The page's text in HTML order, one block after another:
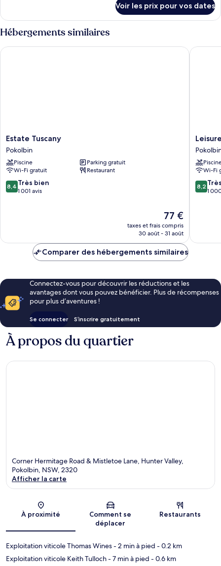
de
chambre :
King
Room
le
type
de
King
Voir les prix pour vos dates
Hébergements similaires
Estate
Tuscany
Pokolbin
Estate Tuscany
Pokolbin
Piscine
Parking gratuit
Wi-Fi gratuit
Restaurant
8.4
sur
8,4 Très bien
1 001 avis
Le
nouveau
prix
de
77 €
taxes et frais compris
30 août - 31 août
Estate Tuscany
Leisure
Inn
Pokolbin
Hill
Pokolbin
Wi-Fi
8.2
sur
8,2
1
Leisure
Comparer des hébergements similaires
Connectez-vous pour découvrir les réductions et les
avantages dont vous pouvez bénéficier. Plus de récompenses
pour plus d’aventures !
Se connecter S’inscrire gratuitement
À propos du quartier
Corner Hermitage Road & Mistletoe Lane, Hunter Valley,
Pokolbin, NSW, 2320
Afficher la carte
À proximité
Comment se
déplacer
Restaurants
Exploitation viticole Thomas Wines- 2 min à pied - 0.2 km
Exploitation viticole Keith Tulloch- 7 min à pied - 0.6 km